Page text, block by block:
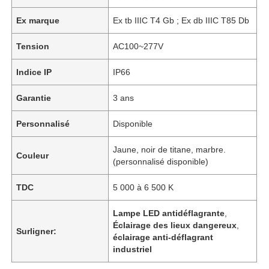
Ex marque Ex tb IIIC T4 Gb ; Ex db IIIC T85 Db
Tension AC100~277V
Indice IP IP66
Garantie 3 ans
Personnalisé Disponible
Couleur
Jaune, noir de titane, marbre.
(personnalisé disponible)
TDC 5 000 à 6 500 K
Surligner:
Lampe LED antidéflagrante
Éclairage des lieux dangereux
éclairage anti-déflagrant
industriel